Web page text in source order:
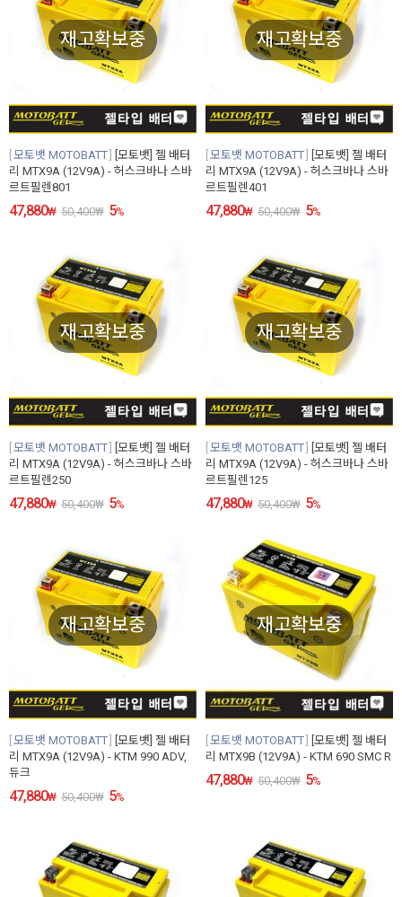
재고확보중
모토뱃 MOTOBATT
[모토뱃] 젤 배터
리 MTX9A (12V9A) - 허스크바나 스바
르트필렌801
47,880₩ 50,400₩ 5%
재고확보중
모토뱃 MOTOBATT
[모토뱃] 젤 배터
리 MTX9A (12V9A) - 허스크바나 스바
르트필렌401
47,880₩ 50,400₩ 5%
재고확보중
모토뱃 MOTOBATT
[모토뱃] 젤 배터
리 MTX9A (12V9A) - 허스크바나 스바
르트필렌250
47,880₩ 50,400₩ 5%
재고확보중
모토뱃 MOTOBATT
[모토뱃] 젤 배터
리 MTX9A (12V9A) - 허스크바나 스바
르트필렌125
47,880₩ 50,400₩ 5%
재고확보중
모토뱃 MOTOBATT
[모토뱃] 젤 배터
리 MTX9A (12V9A) - KTM 990 ADV,
듀크
47,880₩ 50,400₩ 5%
재고확보중
모토뱃 MOTOBATT
[모토뱃] 젤 배터
리 MTX9B (12V9A) - KTM 690 SMC R
47,880₩ 50,400₩ 5%